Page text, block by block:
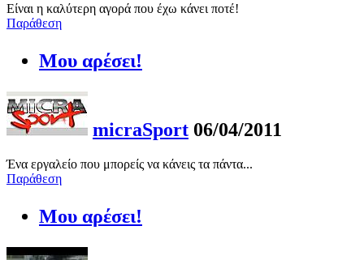
Είναι η καλύτερη αγορά που έχω κάνει ποτέ!
Παράθεση
Μου αρέσει!
micraSport 06/04/2011
Ένα εργαλείο που μπορείς να κάνεις τα πάντα...
Παράθεση
Μου αρέσει!